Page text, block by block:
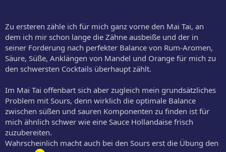
Zu ersteren zähle ich für mich ganz vorne den Mai Tai, an
dem ich mir schon lange die Zähne ausbeiße und der in
seiner Forderung nach perfekter Balance von Rum-Aromen,
Säure, Süße, Anklängen von Mandel und Orange für mich zu
den schwersten Cocktails überhaupt zählt.
Im Mai Tai offenbart sich aber zugleich mein grundsätzliches
Problem mit Sours, denn wirklich die optimale Balance
zwischen süßen und sauren Komponenten zu finden ist für
mich ähnlich schwer wie eine Sauce Hollandaise frisch
zuzubereiten.
Wahrscheinlich macht auch bei den Sours erst die Übung den